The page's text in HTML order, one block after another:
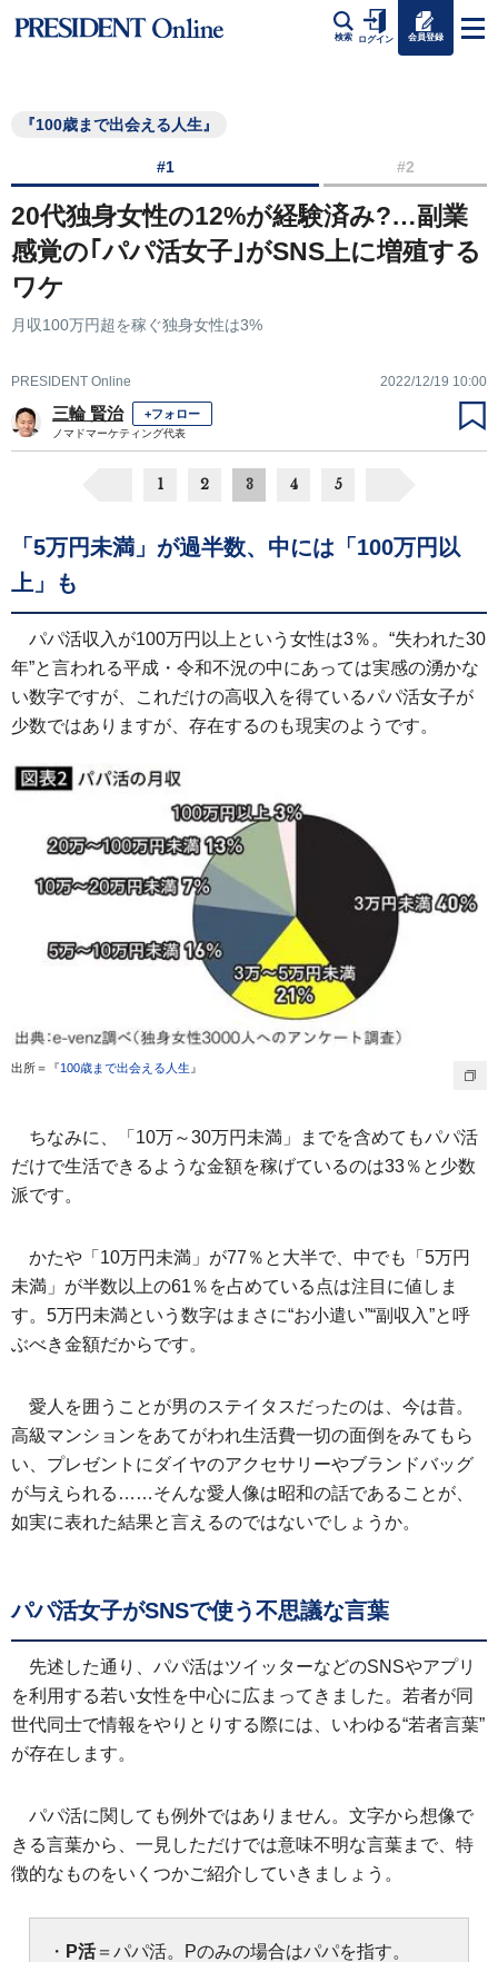
検索 ログイン 会員登録
『100歳まで出会える人生』
#1 #2
20代独身女性の12%が経験済み?…副業
感覚の｢パパ活女子｣がSNS上に増殖する
ワケ
月収100万円超を稼ぐ独身女性は3%
PRESIDENT Online 2022/12/19 10:00
三輪 賢治 +フォロー
ノマドマーケティング代表
1 2 3 4 5
「5万円未満」が過半数、中には「100万円以
上」も
パパ活収入が100万円以上という女性は3％。“失われた30
年”と言われる平成・令和不況の中にあっては実感の湧かな
い数字ですが、これだけの高収入を得ているパパ活女子が
少数ではありますが、存在するのも現実のようです。
出所＝『100歳まで出会える人生 』
ちなみに、「10万～30万円未満」までを含めてもパパ活
だけで生活できるような金額を稼げているのは33％と少数
派です。
かたや「10万円未満」が77％と大半で、中でも「5万円
未満」が半数以上の61％を占めている点は注目に値しま
す。5万円未満という数字はまさに“お小遣い”“副収入”と呼
ぶべき金額だからです。
愛人を囲うことが男のステイタスだったのは、今は昔。
高級マンションをあてがわれ生活費一切の面倒をみてもら
い、プレゼントにダイヤのアクセサリーやブランドバッグ
が与えられる……そんな愛人像は昭和の話であることが、
如実に表れた結果と言えるのではないでしょうか。
パパ活女子がSNSで使う不思議な言葉
先述した通り、パパ活はツイッターなどのSNSやアプリ
を利用する若い女性を中心に広まってきました。若者が同
世代同士で情報をやりとりする際には、いわゆる“若者言葉”
が存在します。
パパ活に関しても例外ではありません。文字から想像で
きる言葉から、一見しただけでは意味不明な言葉まで、特
徴的なものをいくつかご紹介していきましょう。
・ P活＝パパ活。Pのみの場合はパパを指す。